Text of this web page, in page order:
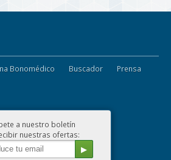
Bonomédico Buscador
Prensa
a nuestro boletín
nuestras ofertas: